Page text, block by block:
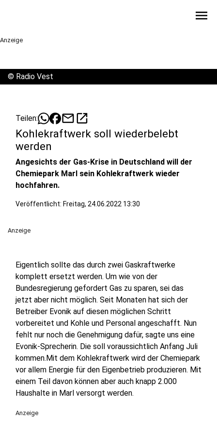
menu
Anzeige
© Radio Vest
Teilen: mailopen_in_new
Kohlekraftwerk soll wiederbelebt
werden
Angesichts der Gas-Krise in Deutschland will der
Chemiepark Marl sein Kohlekraftwerk wieder
hochfahren.
Veröffentlicht: Freitag, 24.06.2022 13:30
Anzeige
Eigentlich sollte das durch zwei Gaskraftwerke
komplett ersetzt werden. Um wie von der
Bundesregierung gefordert Gas zu sparen, sei das
jetzt aber nicht möglich. Seit Monaten hat sich der
Betreiber Evonik auf diesen möglichen Schritt
vorbereitet und Kohle und Personal angeschafft. Nun
fehlt nur noch die Genehmigung dafür, sagte uns eine
Evonik-Sprecherin. Die soll voraussichtlich Anfang Juli
kommen.Mit dem Kohlekraftwerk wird der Chemiepark
vor allem Energie für den Eigenbetrieb produzieren. Mit
einem Teil davon können aber auch knapp 2.000
Haushalte in Marl versorgt werden.
Anzeige